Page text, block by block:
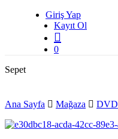
Giriş Yap
Kayıt Ol
0
SepetClose
Ana Sayfa Mağaza DVD